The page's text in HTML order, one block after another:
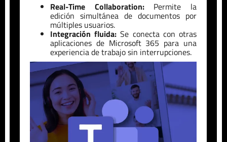
Real-Time Collaboration:Permite la
edición simultánea de documentos por
múltiples usuarios.
Integración fluida: Se conecta con otras
aplicaciones de Microsoft 365 para una
experiencia de trabajo sin interrupciones.